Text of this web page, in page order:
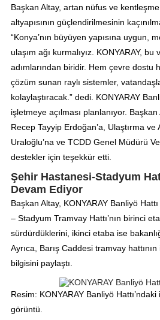
Başkan Altay, artan nüfus ve
altyapısının güçlendirilmesinin
“Konya’nın büyüyen yapısına uygun,
ulaşım ağı kurmalıyız. KONYARAY,
adımlarından biridir. Hem çevre dostu
çözüm sunan raylı sistemler,
kolaylaştıracak.” dedi. KONYARAY
işletmeye açılması planlanıyor.
Recep Tayyip Erdoğan’a, Ulaştırma ve
Uraloğlu’na ve TCDD Genel Müdürü
destekler için teşekkür etti.
Şehir Hastanesi-Stadyum
Devam Ediyor
Başkan Altay, KONYARAY Banliyö
– Stadyum Tramvay Hattı’nın birinci
sürdürdüklerini, ikinci etaba ise
Ayrıca, Barış Caddesi tramvay
bilgisini paylaştı.
Resim: KONYARAY Banliyö
görüntü.